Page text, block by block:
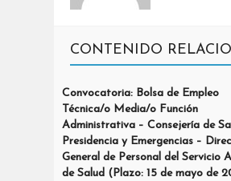
CONTENIDO
Convocatoria: Bolsa de Empleo
Técnica/o Media/o Función
Administrativa – Consejería de
Presidencia y Emergencias –
General de Personal del Servicio
de Salud (Plazo: 15 de mayo de